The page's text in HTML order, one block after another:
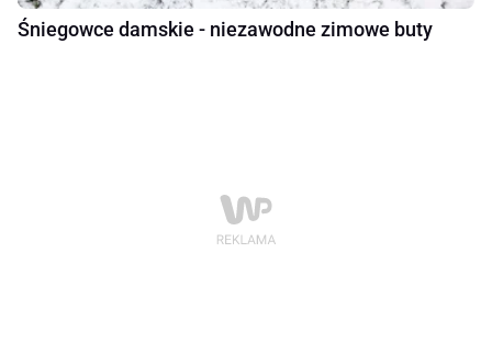
Śniegowce damskie - niezawodne zimowe buty